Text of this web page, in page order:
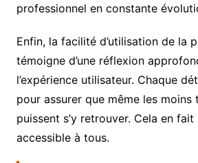
professionnel en constante
Enfin, la facilité d’utilisation de la
témoigne d’une réflexion
l’expérience utilisateur. Chaque
pour assurer que même les moins
puissent s’y retrouver. Cela en fait
accessible à tous.